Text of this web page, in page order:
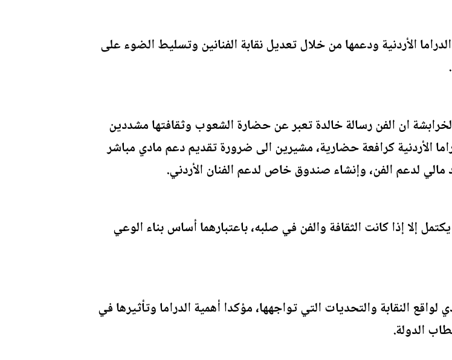
الأردنية ودعمها من خلال تعديل نقابة الفنانين وتسليط الضوء على
ان الفن رسالة خالدة تعبر عن حضارة الشعوب وثقافتها مشددين
الأردنية كرافعة حضارية، مشيرين الى ضرورة تقديم دعم مادي مباشر
لدعم الفن، وإنشاء صندوق خاص لدعم الفنان الأردني.
إلا إذا كانت الثقافة والفن في صلبه، باعتبارهما أساس بناء الوعي
النقابة والتحديات التي تواجهها، مؤكدا أهمية الدراما وتأثيرها في
الدولة.